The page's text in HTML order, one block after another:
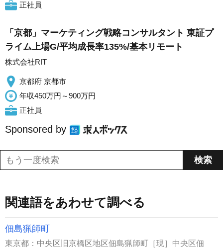
正社員
「京都」マーケティング戦略コンサルタント 東証プ
ライム上場G/平均成長率135%/基本リモート
株式会社RIT
京都府 京都市
年収450万円～900万円
正社員
Sponsored by
関連語をあわせて調べる
佃島猟師町
東京都：中央区旧京橋区地区佃島猟師町［現］中央区佃